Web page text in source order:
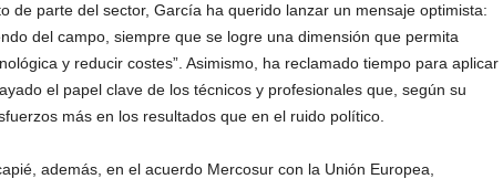
de parte del sector, García ha querido lanzar un mensaje optimista:
del campo, siempre que se logre una dimensión que permita
y reducir costes”. Asimismo, ha reclamado tiempo para aplicar
el papel clave de los técnicos y profesionales que, según su
más en los resultados que en el ruido político.
además, en el acuerdo Mercosur con la Unión Europea,